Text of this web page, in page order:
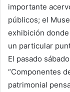
importante
públicos; el
exhibición
un particular
El pasado
“Componentes
patrimonial